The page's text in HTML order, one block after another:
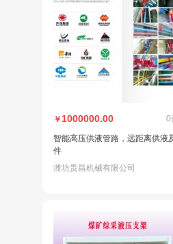
￥ 1000000.00 0
智能高压供液管路，远距离供液
件
潍坊贵昌机械有限公司